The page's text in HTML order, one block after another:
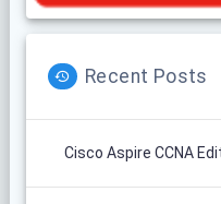
Recent Posts
Cisco Aspire CCNA